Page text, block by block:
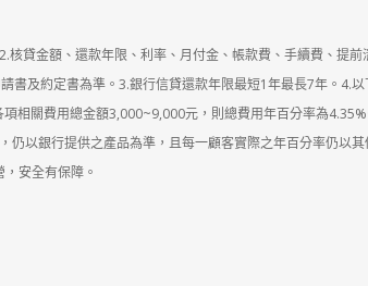
貸金額、還款年限、利率、月付金、帳款費、手續費、提
及約定書為準。3.銀行信貸還款年限最短1年最長7年。4.
相關費用總金額3,000~9,000元，則總費用年百分率為
以銀行提供之產品為準，且每一顧客實際之年百分率仍以
安全有保障。